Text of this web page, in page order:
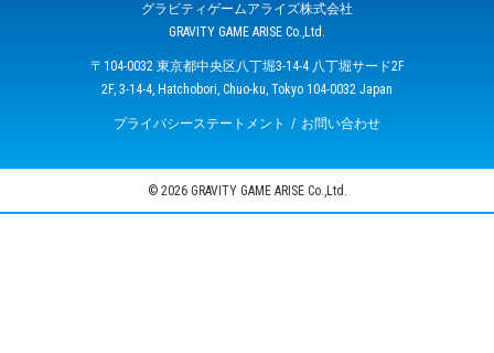
グラビティゲームアライズ株式会社
GRAVITY GAME ARISE Co.,Ltd.
〒104-0032 東京都中央区八丁堀3-14-4 八丁堀サード2F
2F, 3-14-4, Hatchobori, Chuo-ku, Tokyo 104-0032 Japan
プライバシーステートメント お問い合わせ
© 2026 GRAVITY GAME ARISE Co.,Ltd.